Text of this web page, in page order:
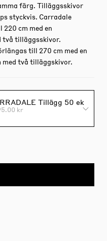
färg. Tilläggsskivor
styckvis. Carradale
cm med en
två tilläggsskivor.
till 270 cm med en
två tilläggskivor.
Tillägg 50 ek
kr